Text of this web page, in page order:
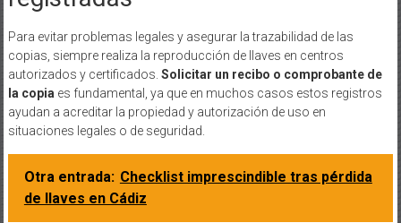
Para evitar problemas legales y asegurar la trazabilidad de las
copias, siempre realiza la reproducción de llaves en centros
autorizados y certificados. Solicitar un recibo o comprobante de
la copiaes fundamental, ya que en muchos casos estos registros
ayudan a acreditar la propiedad y autorización de uso en
situaciones legales o de seguridad.
Otra entrada: Checklist imprescindible tras pérdida
de llaves en Cádiz